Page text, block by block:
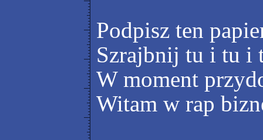
Podpisz ten
Szrajbnij tu i tu i
W moment
Witam w rap